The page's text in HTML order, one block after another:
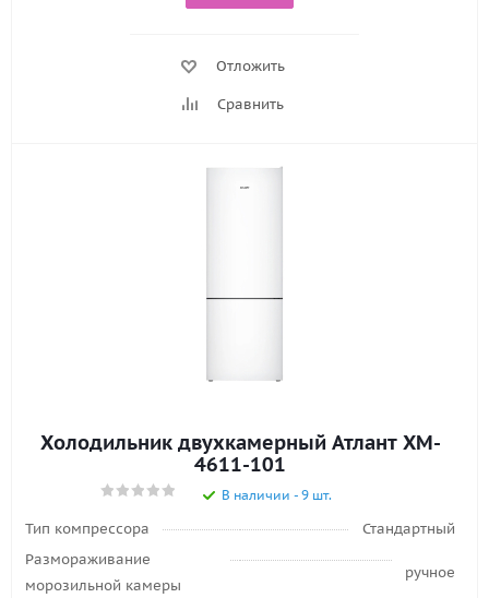
Отложить
Сравнить
Холодильник двухкамерный Атлант XM-
4611-101
В наличии - 9 шт.
Тип компрессора
Стандартный
Размораживание
морозильной камеры
ручное